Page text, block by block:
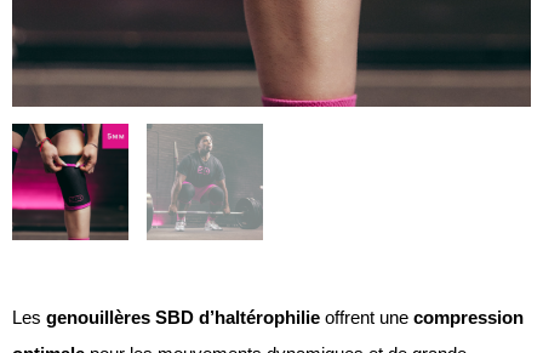
Les genouillères SBD d’haltérophilie offrent une compression